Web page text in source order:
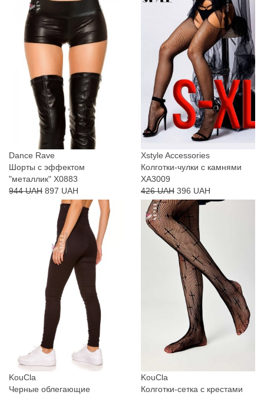
Dance Rave
Шорты с эффектом
"металлик" X0883
944 UAH 897 UAH
Xstyle Accessories
Колготки-чулки с камнями
XA3009
426 UAH 396 UAH
KouCla
Черные облегающие
KouCla
Колготки-сетка с крестами